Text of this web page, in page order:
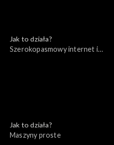
Jak to działa?
Szerokopasmowy internet i
Jak to działa?
Maszyny proste